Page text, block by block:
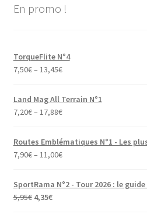
En promo !
TorqueFlite N°4
7,50€– 13,45€
Land Mag All Terrain N°1
7,20€– 17,88€
Routes Emblématiques N°1 - Les
7,90€– 11,00€
SportRama N°2 - Tour 2026 : le
5,95€ Le
4,35€Le